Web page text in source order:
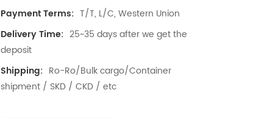
Payment Terms: T/T, L/C, Western Union
Delivery Time: 25~35 days after we get the
deposit
Shipping: Ro-Ro/Bulk cargo/Container
shipment / SKD / CKD / etc